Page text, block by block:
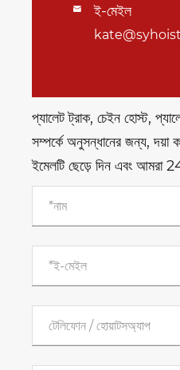
 ই-মেইল
প্যালেট ট্রাক, চেইন হোস্ট,
সম্পর্কে অনুসন্ধানের জন্য, দয়া
ইমেলটি ছেড়ে দিন এবং আমরা